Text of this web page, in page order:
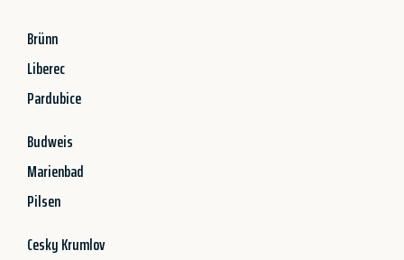
Brünn
Liberec
Pardubice
Budweis
Marienbad
Pilsen
Cesky Krumlov